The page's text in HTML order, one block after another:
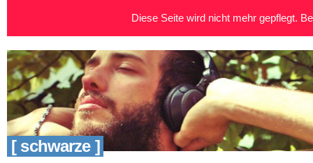
[ schwarze ]
Diese Seite wird nicht mehr gepflegt.